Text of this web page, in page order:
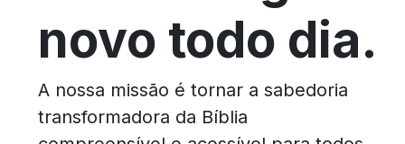
novo todo dia.
A nossa missão é tornar a sabedoria
transformadora da Bíblia